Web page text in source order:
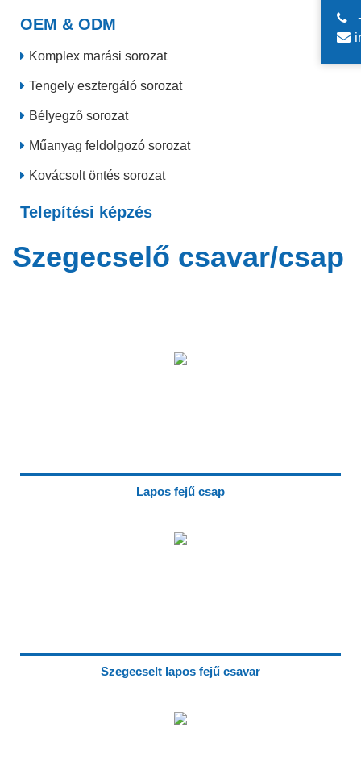
OEM & ODM
Komplex marási sorozat
Tengely esztergáló sorozat
Bélyegző sorozat
Műanyag feldolgozó sorozat
Kovácsolt öntés sorozat
Telepítési képzés
Szegecselő csavar/csap
Lapos fejű csap
Szegecselt lapos fejű csavar